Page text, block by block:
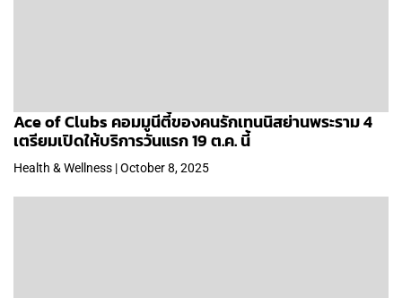
Ace of Clubs คอมมูนีตี้ของคนรักเทนนิสย่านพระราม 4
เตรียมเปิดให้บริการวันแรก 19 ต.ค. นี้
Health & Wellness | October 8, 2025